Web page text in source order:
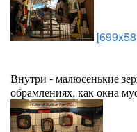
Внутри - малюсенькие
обрамлениях, как окна